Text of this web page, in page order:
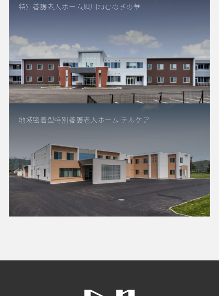
特別養護老人ホーム旭川ねむのきの華
地域密着型特別養護老人ホーム テルケア